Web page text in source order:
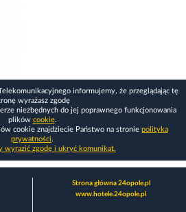
informujemy, że przeglądając tę
wyrażasz zgodę
niezbędnych do jej poprawnego funkcjonowania
plików cookie.
cookie znajdziecie Państwo na stronie polityka
prywatności.
wyrazić zgodę i ukryć komunikat.
Strona główna 24opole.pl
www.hotele.24opole.pl